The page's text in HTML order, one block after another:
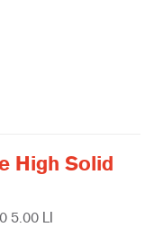
High Solid
5.00 LI